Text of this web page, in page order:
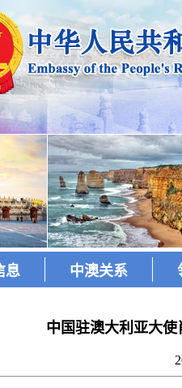
息 中澳关系
中国驻澳大利亚大使